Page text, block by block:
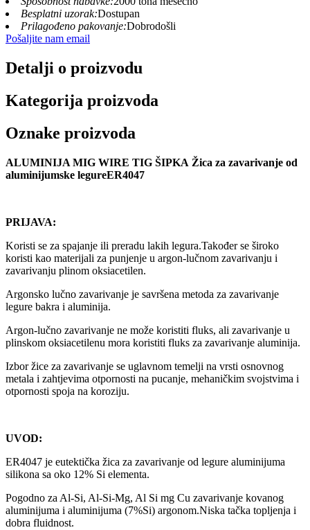
Besplatni uzorak:Dostupan
Prilagođeno pakovanje:Dobrodošli
Pošaljite nam email
Detalji o proizvodu
Kategorija proizvoda
Oznake proizvoda
ALUMINIJA MIG WIRE TIG ŠIPKA Žica za zavarivanje od
aluminijumske legureER4047
PRIJAVA:
Koristi se za spajanje ili preradu lakih legura.Također se široko
koristi kao materijali za punjenje u argon-lučnom zavarivanju i
zavarivanju plinom oksiacetilen.
Argonsko lučno zavarivanje je savršena metoda za zavarivanje
legure bakra i aluminija.
Argon-lučno zavarivanje ne može koristiti fluks, ali zavarivanje u
plinskom oksiacetilenu mora koristiti fluks za zavarivanje aluminija.
Izbor žice za zavarivanje se uglavnom temelji na vrsti osnovnog
metala i zahtjevima otpornosti na pucanje, mehaničkim svojstvima i
otpornosti spoja na koroziju.
UVOD:
ER4047 je eutektička žica za zavarivanje od legure aluminijuma
silikona sa oko 12% Si elementa.
Pogodno za Al-Si, Al-Si-Mg, Al Si mg Cu zavarivanje kovanog
aluminijuma i aluminijuma (7%Si) argonom.Niska tačka topljenja i
dobra fluidnost.